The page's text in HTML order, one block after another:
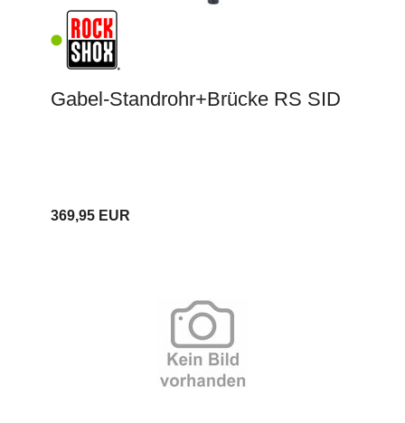
Gabel-Standrohr+Brücke RS SID
369,95 EUR